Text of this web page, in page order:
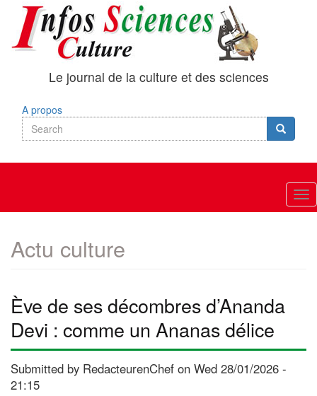
main
content
Le journal de la culture et des sciences
A propos
Search
Search Search
Actu culture
Ève de ses décombres d’Ananda
Devi : comme un Ananas délice
Submitted by RedacteurenChef on Wed 28/01/2026 -
21:15